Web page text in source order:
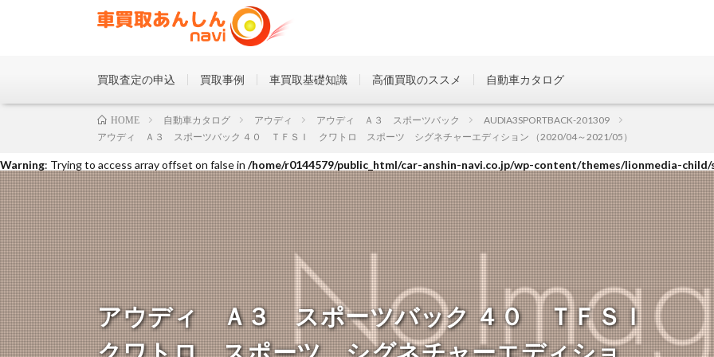
: Trying to access array offset on false in /home/r0144579/public_html/car-anshin-navi.co.jp/wp-content/themes/lionmedia-child/
: Trying to access array offset on false in/home/r0144579/public_html/car-anshin-navi.co.jp/wp-content/themes/lionmedia-child/
Warning: Trying to access array offset on false in /home/r0144579/public_html/car-anshin-navi.co.jp/wp-content/themes/lionmedia-
買取査定の申込 買取事例 車買取基礎知識 高価買取のススメ 自動車カタログ
アウディ Ａ３ スポーツバック ４０ ＴＦＳＩ
HOME 自動車カタログ アウディ アウディ Ａ３ スポーツバック
AUDIA3SPORTBACK-201309
アウディ Ａ３ スポーツバック ４０ ＴＦＳＩ クワトロ スポーツ シグネチャーエディション （2020/04～2021/05）